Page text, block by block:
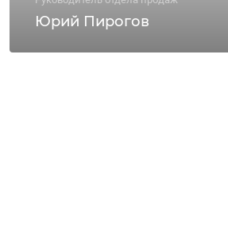
Юрий Пирогов